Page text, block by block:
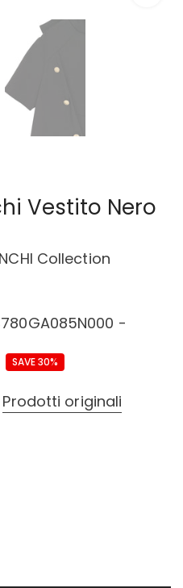
Vestito Nero
Collection
-
SAVE 30%
Prodotti originali